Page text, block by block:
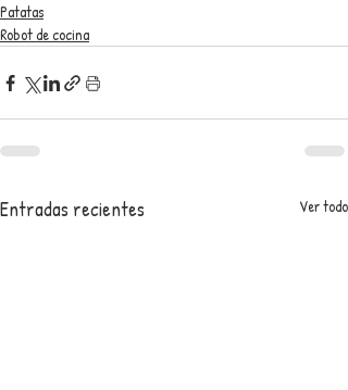
Patatas
Robot de cocina
Entradas recientes Ver todo